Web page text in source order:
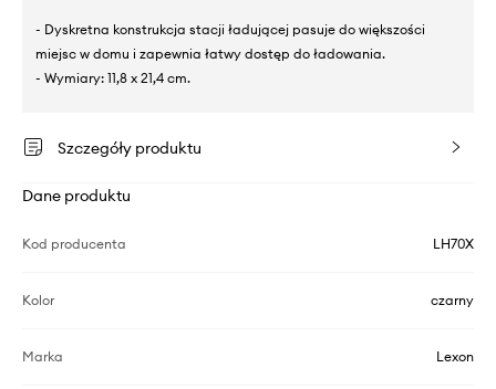
- Dyskretna konstrukcja stacji ładującej pasuje do większości
miejsc w domu i zapewnia łatwy dostęp do ładowania.
- Wymiary: 11,8 x 21,4 cm.
Szczegóły produktu
Dane produktu
Kod producenta LH70X
Kolor czarny
Marka Lexon